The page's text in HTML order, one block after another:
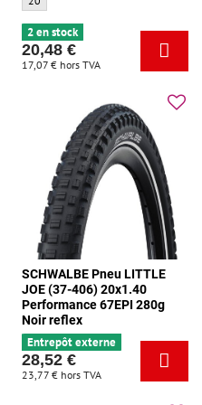
2 en stock
20,48 €
17,07 € hors TVA
SCHWALBE Pneu LITTLE
JOE (37-406) 20x1.40
Performance 67EPI 280g
Noir reflex
Entrepôt externe
28,52 €
23,77 € hors TVA